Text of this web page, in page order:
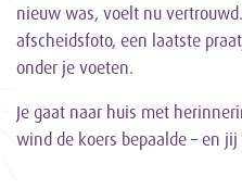
nieuw was, voelt nu
afscheidsfoto, een laatste
onder je voeten.
Je gaat naar huis met
wind de koers bepaalde – en